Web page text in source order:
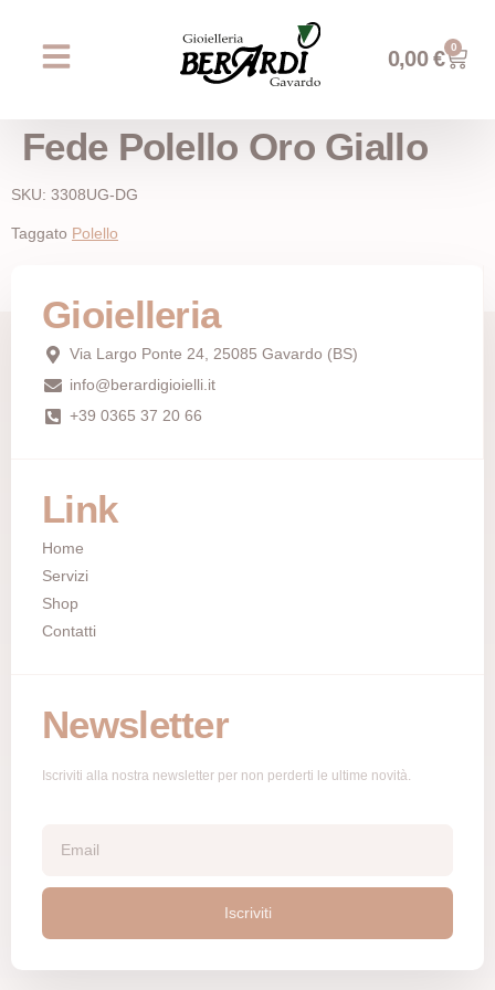
0,00€ 0
Fede Polello Oro Giallo
SKU: 3308UG-DG
Taggato Polello
Gioielleria
Via Largo Ponte 24, 25085 Gavardo (BS)
info@berardigioielli.it
+39 0365 37 20 66
Link
Home
Servizi
Shop
Contatti
Newsletter
Iscriviti alla nostra newsletter per non perderti le ultime novità.
Iscriviti